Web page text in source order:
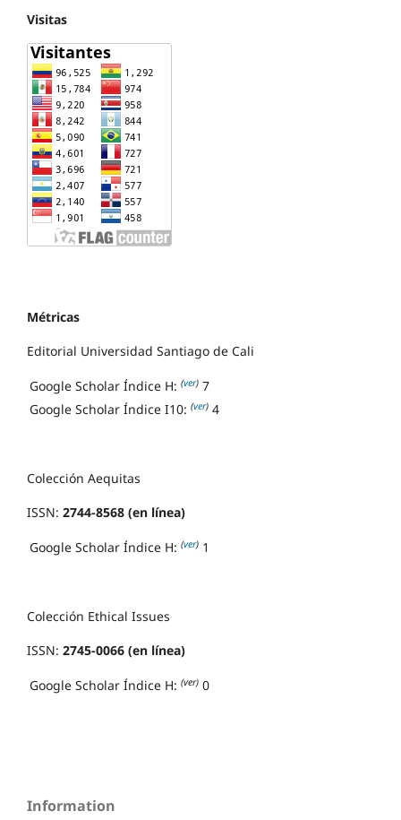
Visitas
Métricas
Editorial Universidad Santiago de Cali
Google Scholar Índice H: (ver) 7
Google Scholar Índice I10: (ver) 4
Colección Aequitas
ISSN: 2744-8568 (en línea)
Google Scholar Índice H: (ver) 1
Colección Ethical Issues
ISSN: 2745-0066 (en línea)
Google Scholar Índice H: (ver) 0
Information